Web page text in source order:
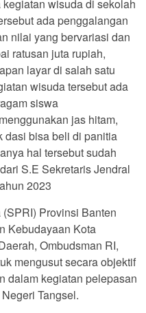
wisuda di sekolah
ada penggalangan
nilai yang bervariasi dan
ratusan juta rupiah,
layar di salah satu
wisuda tersebut ada
siswa
jas hitam,
dasi bisa beli di panitia
hal tersebut sudah
S.E Sekretaris Jendral
2023
Provinsi Banten
Kebudayaan Kota
Ombudsman RI,
mengusut secara objektif
dalam kegiatan pelepasan
Tangsel.